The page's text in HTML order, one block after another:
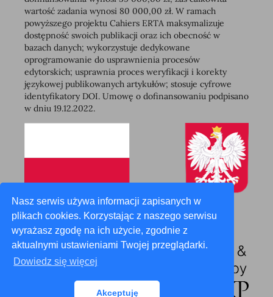
Nasz serwis używa informacji zapisanych w
plikach cookies. Korzystając z naszego serwisu
wyrażasz zgodę na ich użycie, zgodnie z
aktualnymi ustawieniami Twojej przeglądarki.
Dowiedz się więcej
Akceptuję
wartość zadania wynosi 80 000,00 zł. W ramach
powyższego projektu Cahiers ERTA maksymalizuje
dostępność swoich publikacji oraz ich obecność w
bazach danych; wykorzystuje dedykowane
oprogramowanie do usprawnienia procesów
edytorskich; usprawnia proces weryfikacji i korekty
językowej publikowanych artykułów; stosuje cyfrowe
identyfikatory DOI. Umowę o dofinansowaniu podpisano
w dniu 19.12.2022.